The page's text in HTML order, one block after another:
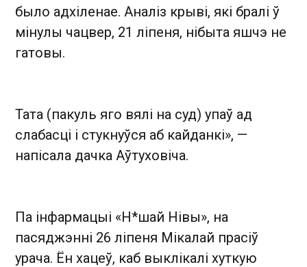
было адхіленае. Аналіз крыві, які бралі ў
мінулы чацвер, 21 ліпеня, нібыта яшчэ не
гатовы.
Тата (пакуль яго вялі на суд) упаў ад
слабасці і стукнуўся аб кайданкі», —
напісала дачка Аўтуховіча.
Па інфармацыі «Н*шай Нівы», на
пасяджэнні 26 ліпеня Мікалай прасіў
урача. Ён хацеў, каб выклікалі хуткую